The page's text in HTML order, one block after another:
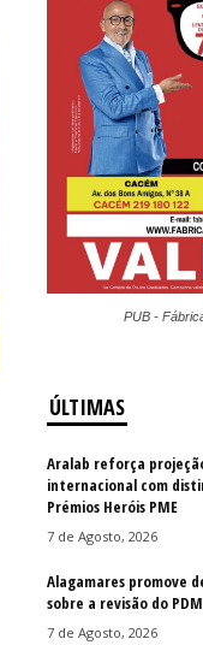
PUB -
ÚLTIMAS
Aralab reforça
internacional com
Prémios Heróis PME
7 de Agosto, 2026
Alagamares promove
sobre a revisão do
7 de Agosto, 2026